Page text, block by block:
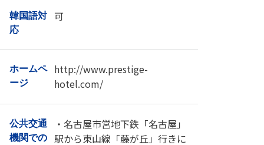
韓国語対
応
可
ホームペ
ージ
http://www.prestige-
hotel.com/
公共交通
機関での
・名古屋市営地下鉄「名古屋」
駅から東山線「藤が丘」行きに